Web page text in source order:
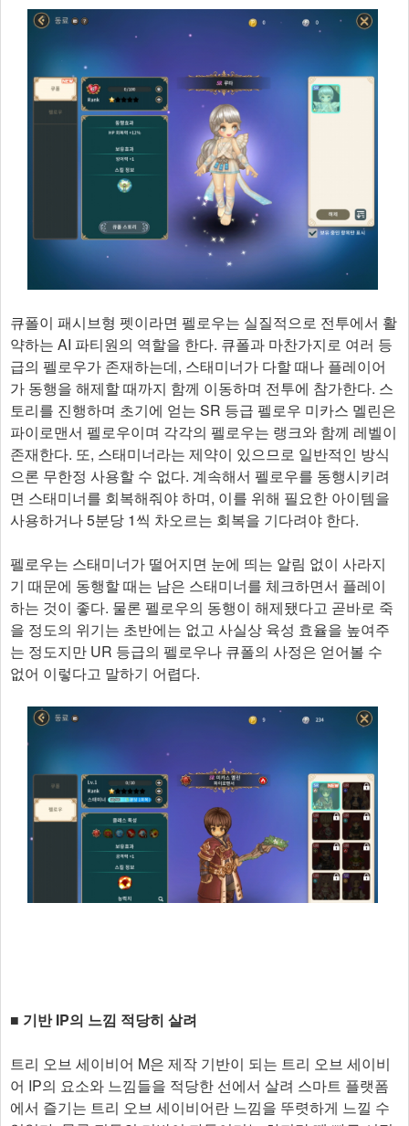
큐폴이 패시브형 펫이라면 펠로우는 실질적으로 전투에서 활
약하는 AI 파티원의 역할을 한다. 큐폴과 마찬가지로 여러 등
급의 펠로우가 존재하는데, 스태미너가 다할 때나 플레이어
가 동행을 해제할 때까지 함께 이동하며 전투에 참가한다. 스
토리를 진행하며 초기에 얻는 SR 등급 펠로우 미카스 멜린은
파이로맨서 펠로우이며 각각의 펠로우는 랭크와 함께 레벨이
존재한다. 또, 스태미너라는 제약이 있으므로 일반적인 방식
으론 무한정 사용할 수 없다. 계속해서 펠로우를 동행시키려
면 스태미너를 회복해줘야 하며, 이를 위해 필요한 아이템을
사용하거나 5분당 1씩 차오르는 회복을 기다려야 한다.
펠로우는 스태미너가 떨어지면 눈에 띄는 알림 없이 사라지
기 때문에 동행할 때는 남은 스태미너를 체크하면서 플레이
하는 것이 좋다. 물론 펠로우의 동행이 해제됐다고 곧바로 죽
을 정도의 위기는 초반에는 없고 사실상 육성 효율을 높여주
는 정도지만 UR 등급의 펠로우나 큐폴의 사정은 얻어볼 수
없어 이렇다고 말하기 어렵다.
■ 기반 IP의 느낌 적당히 살려
트리 오브 세이비어 M은 제작 기반이 되는 트리 오브 세이비
어 IP의 요소와 느낌들을 적당한 선에서 살려 스마트 플랫폼
에서 즐기는 트리 오브 세이비어란 느낌을 뚜렷하게 느낄 수